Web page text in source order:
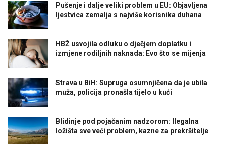
Pušenje i dalje veliki problem u EU: Objavljena
ljestvica zemalja s najviše korisnika duhana
HBŽ usvojila odluku o dječjem doplatku i
izmjene rodiljnih naknada: Evo što se mijenja
Strava u BiH: Supruga osumnjičena da je ubila
muža, policija pronašla tijelo u kući
Blidinje pod pojačanim nadzorom: Ilegalna
ložišta sve veći problem, kazne za prekršitelje